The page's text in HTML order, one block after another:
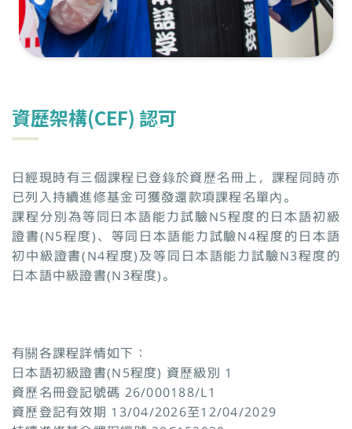
資歷架構(CEF) 認可
日經現時有三個課程已登錄於資歷名冊上，課程同時亦
已列入持續進修基金可獲發還款項課程名單內。
課程分別為等同日本語能力試驗N5程度的日本語初級
證書(N5程度)、等同日本語能力試驗N4程度的日本語
初中級證書(N4程度)及等同日本語能力試驗N3程度的
日本語中級證書(N3程度)。
有關各課程詳情如下：
日本語初級證書(N5程度) 資歷級別 1
資歷名冊登記號碼 26/000188/L1
資歷登記有效期 13/04/2026至12/04/2029